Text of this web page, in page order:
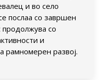
и во село
послаа со завршен
со
и
рамномерен развој.